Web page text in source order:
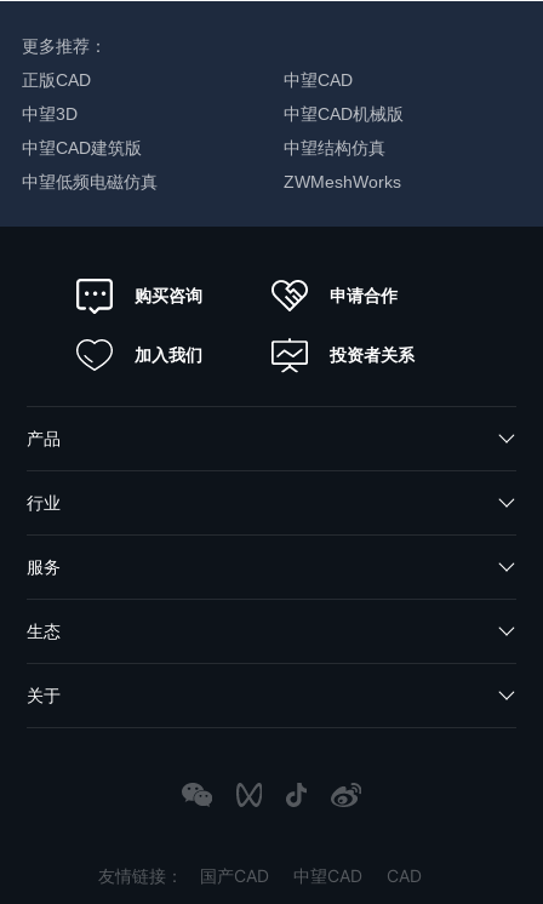
更多推荐：
正版CAD
中望CAD
中望3D
中望CAD机械版
中望CAD建筑版
中望结构仿真
中望低频电磁仿真
ZWMeshWorks
购买咨询 申请合作
加入我们 投资者关系
产品
行业
服务
生态
关于
友情链接： 国产CAD 中望CAD CAD